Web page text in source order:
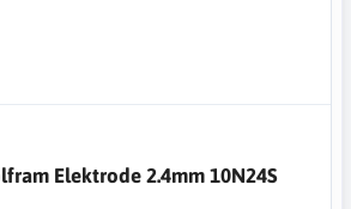
Elektrode 2.4mm 10N24S